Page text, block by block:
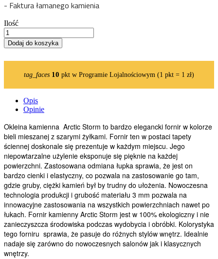
- Faktura łamanego kamienia
Ilość
Dodaj do koszyka
tag_faces 10 pkt w Programie Lojalnościowym (1 pkt = 1 zł)
Opis
Opinie
Okleina kamienna Arctic Storm to bardzo elegancki fornir w kolorze
bieli mieszanej z szarymi żyłkami. Fornir ten w postaci tapety
ściennej doskonale się prezentuje w każdym miejscu. Jego
niepowtarzalne użylenie eksponuje się pięknie na każdej
powierzchni. Zastosowana odmiana łupka sprawia, że jest on
bardzo cienki i elastyczny, co pozwala na zastosowanie go tam,
gdzie gruby, ciężki kamień był by trudny do ułożenia. Nowoczesna
technologia produkcji i grubość materiału 3 mm pozwala na
innowacyjne zastosowania na wszystkich powierzchniach nawet po
łukach. Fornir kamienny Arctic Storm jest w 100% ekologiczny i nie
zanieczyszcza środowiska podczas wydobycia i obróbki. Kolorystyka
tego forniru sprawia, że pasuje do różnych stylów wnętrz. Idealnie
nadaje się zarówno do nowoczesnych salonów jak i klasycznych
wnętrzy.